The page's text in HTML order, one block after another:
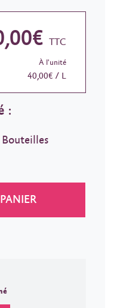
TTC
À l'unité
40,00€ / L
:
Bouteilles